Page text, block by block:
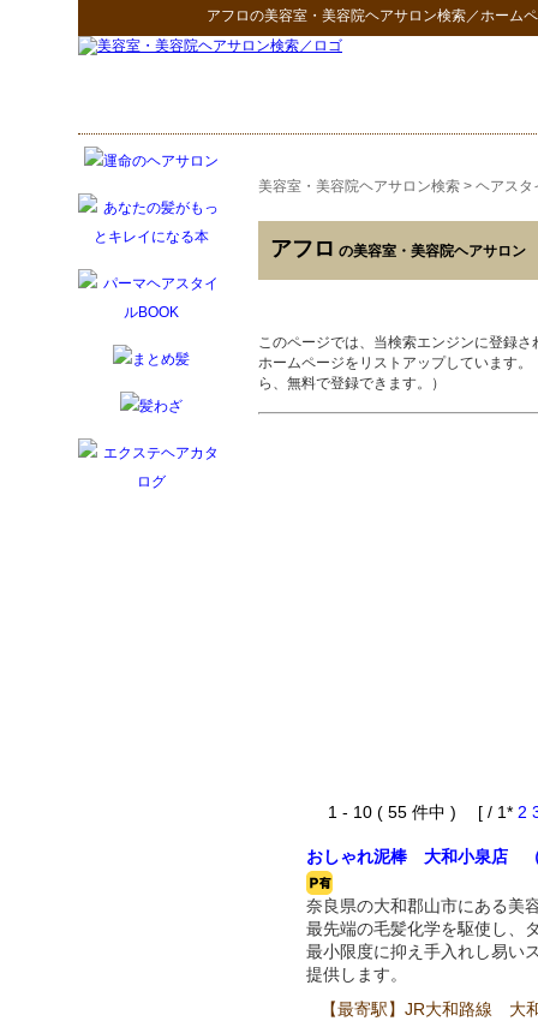
アフロの美容室・美容院ヘアサロン検索／ホーム
美容室・美容院ヘアサロン検索 > ヘアスタ
アフロ の美容室・美容院ヘアサロン
このページでは、当検索エンジンに登録さ
ホームページをリストアップしています
ら、無料で登録できます。）
1 - 10 ( 55 件中 ) [ / 1* 2
おしゃれ泥棒 大和小泉店
奈良県の大和郡山市にある美
最先端の毛髪化学を駆使し、
最小限度に抑え手入れし易い
提供します。
【最寄駅】JR大和路線 大